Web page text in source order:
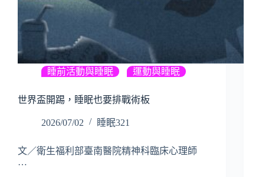
睡前活動與睡眠 運動與睡眠
世界盃開踢，睡眠也要排戰術板
2026/07/02 睡眠321
文／衛生福利部臺南醫院精神科臨床心理師
…